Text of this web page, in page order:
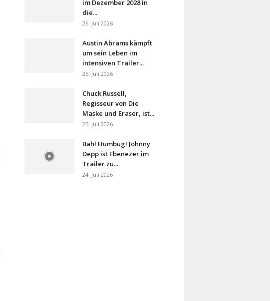
im Dezember 2028 in
die...
26. Juli 2026
Austin Abrams kämpft
um sein Leben im
intensiven Trailer...
25. Juli 2026
Chuck Russell,
Regisseur von Die
Maske und Eraser, ist...
25. Juli 2026
Bah! Humbug! Johnny
Depp ist Ebenezer im
Trailer zu...
24. Juli 2026